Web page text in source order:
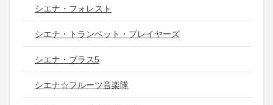
シエナ・フォレスト
シエナ・トランペット・プレイヤーズ
シエナ・ブラス5
シエナ☆フルーツ音楽隊